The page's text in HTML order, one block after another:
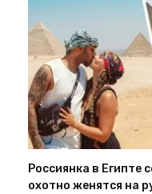
Россиянка в Египте
охотно женятся на